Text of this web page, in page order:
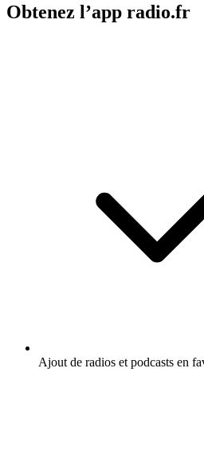
Obtenez l’app
Ajout de radios et podcasts en